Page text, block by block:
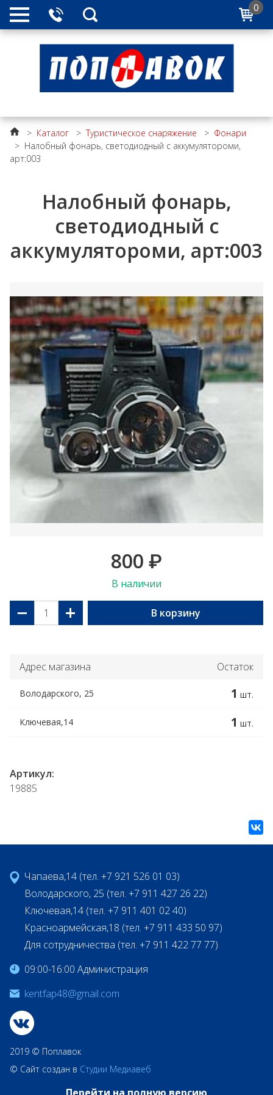
0
> Каталог >Туристическое снаряжение > Фонари
> Налобный фонарь, светодиодный с аккумулятороми,
арт:003
Налобный фонарь,
светодиодный с
аккумулятороми, арт:003
800 ₽
В наличии
− + В корзину
Адрес магазина Остаток
Володарского, 25 1 шт.
Ключевая,14 1 шт.
Артикул:
19885
Чапаева,14 (тел. +7 921 526 01 03)
Володарского, 25 (тел. +7 911 427 26 22)
Ключевая,14 (тел. +7 911 401 02 40)
Красноармейская,18 (тел. +7 911 433 50 97)
Для сотрудничества (тел. +7 911 422 77 77)
09:00-16:00 Администрация
kentfap48@gmail.com
2019 © Поплавок
© Сайт создан в Студии Медиавеб